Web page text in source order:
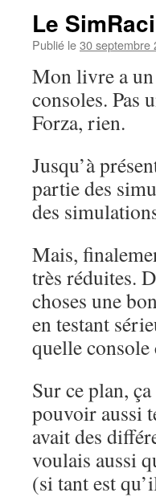
Le
Publié le30 septembre
Mon livre a un
consoles. Pas
Forza, rien.
Jusqu’à
partie des
des
Mais,
très réduites.
choses une
en testant
quelle
Sur ce plan,
pouvoir aussi
avait des
voulais aussi
(si tant est